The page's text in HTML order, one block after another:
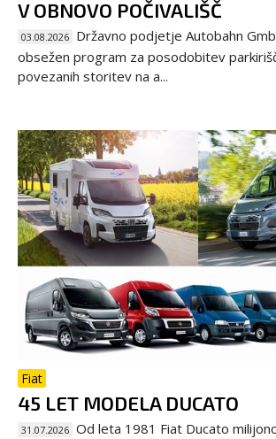
V OBNOVO POČIVALIŠČ
03.08.2026 Državno podjetje Autobahn
obsežen program za posodobitev
povezanih storitev na a...
Fiat
45 LET MODELA DUCATO
31.07.2026 Od leta 1981 Fiat Ducato